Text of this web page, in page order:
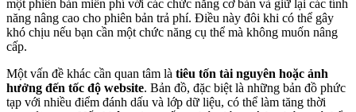
một phiên bản miễn phí với các chức năng cơ bản và giữ lại các tính
năng nâng cao cho phiên bản trả phí. Điều này đôi khi có thể gây
khó chịu nếu bạn cần một chức năng cụ thể mà không muốn nâng
cấp.
Một vấn đề khác cần quan tâm là tiêu tốn tài nguyên hoặc ảnh
hưởng đến tốc độ website. Bản đồ, đặc biệt là những bản đồ phức
tạp với nhiều điểm đánh dấu và lớp dữ liệu, có thể làm tăng thời